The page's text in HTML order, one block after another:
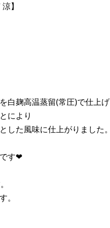
】
白麹高温蒸留(常圧)で仕上げ
により
した風味に仕上がりました。
す❤︎
。